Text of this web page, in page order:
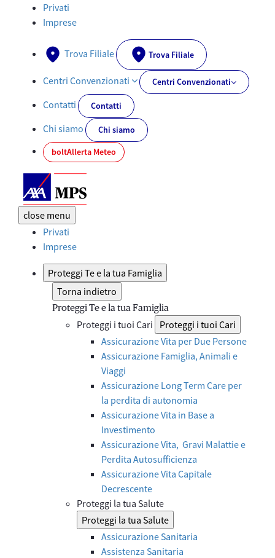
Assicurazione Vita in Base a Investimento | AXA MPS - AXA-MPS.IT
Privati
Imprese
Trova Filiale Trova Filiale
Centri Convenzionati Centri Convenzionati
Contatti Contatti
Chi siamo
Chi siamo
boltAllerta Meteo
close menu
Privati
Imprese
Proteggi Te e la tua Famiglia
Torna indietro
Proteggi Te e la tua Famiglia
Proteggi i tuoi Cari
Proteggi i tuoi Cari
Assicurazione Vita per Due Persone
Assicurazione Famiglia, Animali e
Viaggi
Assicurazione Long Term Care per
la perdita di autonomia
Assicurazione Vita in Base a
Investimento
Assicurazione Vita, Gravi Malattie e
Perdita Autosufficienza
Assicurazione Vita Capitale
Decrescente
Proteggi la tua Salute
Proteggi la tua Salute
Assicurazione Sanitaria
Assistenza Sanitaria